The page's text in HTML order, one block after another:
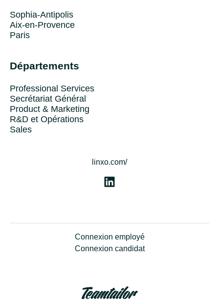
Sophia-Antipolis
Aix-en-Provence
Paris
Départements
Professional Services
Secrétariat Général
Product & Marketing
R&D et Opérations
Sales
linxo.com/
Connexion employé
Connexion candidat